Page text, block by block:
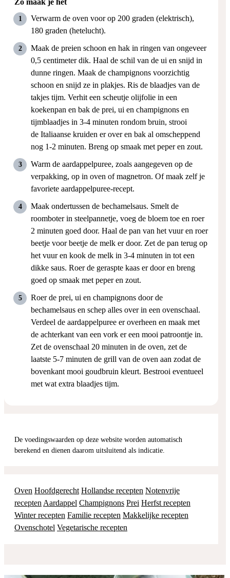
Zo maak je het
Verwarm de oven voor op 200 graden (elektrisch),
180 graden (hetelucht).
Maak de preien schoon en hak in ringen van ongeveer
0,5 centimeter dik. Haal de schil van de ui en snijd in
dunne ringen. Maak de champignons voorzichtig
schoon en snijd ze in plakjes. Ris de blaadjes van de
takjes tijm. Verhit een scheutje olijfolie in een
koekenpan en bak de prei, ui en champignons en
tijmblaadjes in 3-4 minuten rondom bruin, strooi
de Italiaanse kruiden er over en bak al omscheppend
nog 1-2 minuten. Breng op smaak met peper en zout.
Warm de aardappelpuree, zoals aangegeven op de
verpakking, op in oven of magnetron. Of maak zelf je
favoriete aardappelpuree-recept.
Maak ondertussen de bechamelsaus. Smelt de
roomboter in steelpannetje, voeg de bloem toe en roer
2 minuten goed door. Haal de pan van het vuur en roer
beetje voor beetje de melk er door. Zet de pan terug op
het vuur en kook de melk in 3-4 minuten in tot een
dikke saus. Roer de geraspte kaas er door en breng
goed op smaak met peper en zout.
Roer de prei, ui en champignons door de
bechamelsaus en schep alles over in een ovenschaal.
Verdeel de aardappelpuree er overheen en maak met
de achterkant van een vork er een mooi patroontje in.
Zet de ovenschaal 20 minuten in de oven, zet de
laatste 5-7 minuten de grill van de oven aan zodat de
bovenkant mooi goudbruin kleurt. Bestrooi eventueel
met wat extra blaadjes tijm.
De voedingswaarden op deze website worden automatisch
berekend en dienen daarom uitsluitend als indicatie.
Oven Hoofdgerecht Hollandse recepten Notenvrije
recepten Aardappel Champignons Prei Herfst recepten
Winter recepten Familie recepten Makkelijke recepten
Ovenschotel Vegetarische recepten